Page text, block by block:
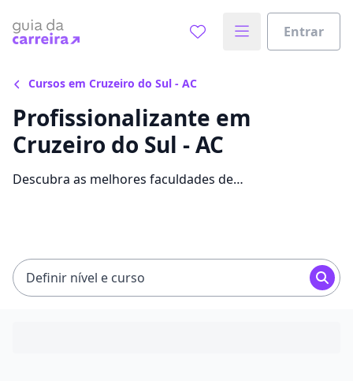
Entrar
Cursos em Cruzeiro do Sul - AC
Profissionalizante em
Cruzeiro do Sul - AC
Descubra as melhores faculdades de
Definir nível e curso